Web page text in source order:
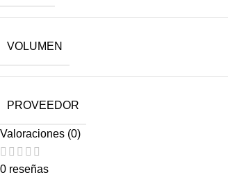
VOLUMEN
PROVEEDOR
Valoraciones (0)
0 reseñas